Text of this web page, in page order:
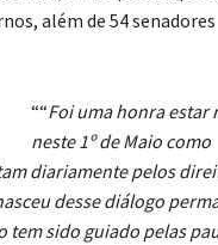
além de 54 senadores
““Foi uma honra estar
neste 1º de Maio como
diariamente pelos
desse diálogo
tem sido guiado pelas